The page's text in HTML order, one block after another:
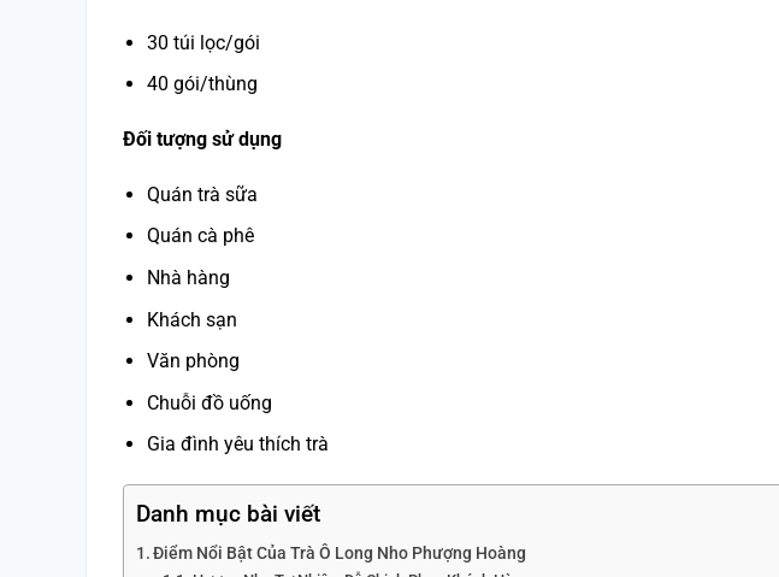
30 túi lọc/gói
40 gói/thùng
Đối tượng sử dụng
Quán trà sữa
Quán cà phê
Nhà hàng
Khách sạn
Văn phòng
Chuỗi đồ uống
Gia đình yêu thích trà
Danh mục bài viết
Điểm Nổi Bật Của Trà Ô Long Nho Phượng Hoàng